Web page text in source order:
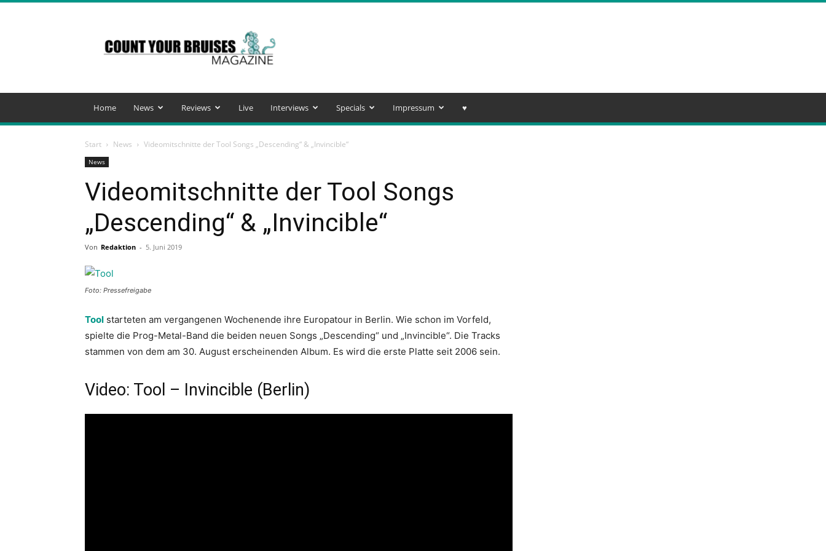
Your
Bruises
Magazine
Home News Reviews Live Interviews Specials Impressum ♥️
Start News Videomitschnitte der Tool Songs „Descending“ & „Invincible“
News
Videomitschnitte der Tool Songs
„Descending“ & „Invincible“
Von Redaktion - 5. Juni 2019
Foto: Pressefreigabe
Tool starteten am vergangenen Wochenende ihre Europatour in Berlin. Wie schon im Vorfeld,
spielte die Prog-Metal-Band die beiden neuen Songs „Descending“ und „Invincible“. Die Tracks
stammen von dem am 30. August erscheinenden Album. Es wird die erste Platte seit 2006 sein.
Video: Tool – Invincible (Berlin)